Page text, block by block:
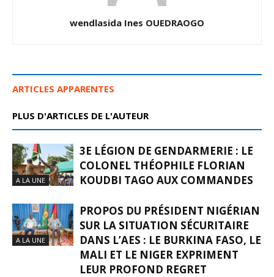
wendlasida Ines OUEDRAOGO
ARTICLES APPARENTES
PLUS D'ARTICLES DE L'AUTEUR
A LA UNE
3E LÉGION DE GENDARMERIE : LE
COLONEL THÉOPHILE FLORIAN
KOUDBI TAGO AUX COMMANDES
A LA UNE
PROPOS DU PRÉSIDENT NIGÉRIAN
SUR LA SITUATION SÉCURITAIRE
DANS L’AES : LE BURKINA FASO, LE
MALI ET LE NIGER EXPRIMENT
LEUR PROFOND REGRET